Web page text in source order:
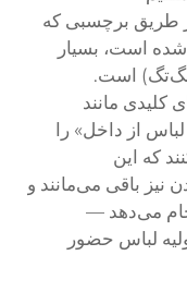
طریق برچسبی که
است، بسیار
است.
کلیدی مانند
از داخل» را
که این
نیز باقی می‌مانند و
می‌دهد —
لباس حضور